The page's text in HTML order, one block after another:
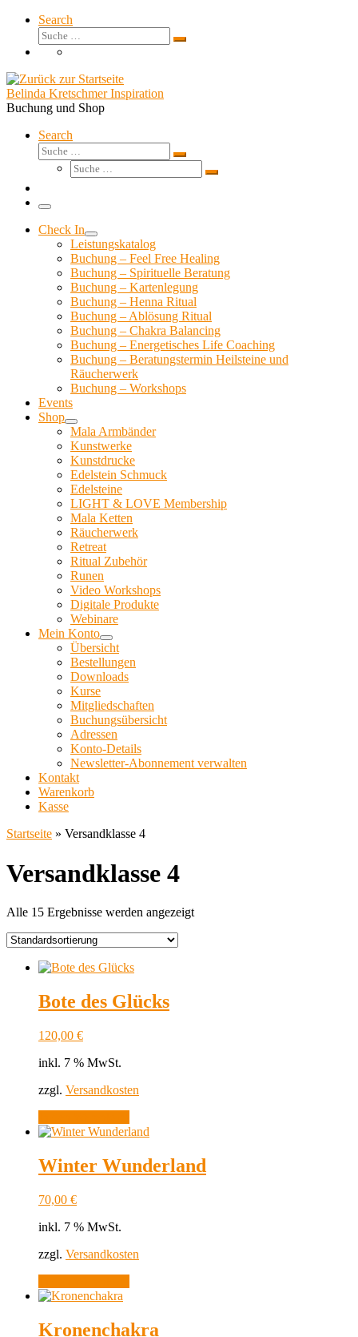
Search
Suche
Suche
Belinda Kretschmer Inspiration
Buchung und Shop
Search
Suche
Suche
Suche
Suche
Menü
Check In
Leistungskatalog
Buchung – Feel Free Healing
Buchung – Spirituelle Beratung
Buchung – Kartenlegung
Buchung – Henna Ritual
Buchung – Ablösung Ritual
Buchung – Chakra Balancing
Buchung – Energetisches Life Coaching
Buchung – Beratungstermin Heilsteine und
Räucherwerk
Buchung – Workshops
Events
Shop
Mala Armbänder
Kunstwerke
Kunstdrucke
Edelstein Schmuck
Edelsteine
LIGHT & LOVE Membership
Mala Ketten
Räucherwerk
Retreat
Ritual Zubehör
Runen
Video Workshops
Digitale Produkte
Webinare
Mein Konto
Übersicht
Bestellungen
Downloads
Kurse
Mitgliedschaften
Buchungsübersicht
Adressen
Konto-Details
Newsletter-Abonnement verwalten
Kontakt
Warenkorb
Kasse
Startseite » Versandklasse 4
Versandklasse 4
Alle 15 Ergebnisse werden angezeigt
Bote des Glücks
120,00 €
inkl. 7 % MwSt.
zzgl. Versandkosten
Winter Wunderland
70,00 €
inkl. 7 % MwSt.
zzgl. Versandkosten
Kronenchakra